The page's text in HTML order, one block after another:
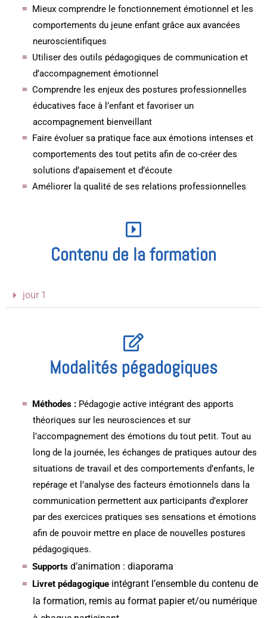
Mieux comprendre le fonctionnement émotionnel et les
comportements du jeune enfant grâce aux avancées
neuroscientifiques
Utiliser des outils pédagogiques de communication et
d’accompagnement émotionnel
Comprendre les enjeux des postures professionnelles
éducatives face à l’enfant et favoriser un
accompagnement bienveillant
Faire évoluer sa pratique face aux émotions intenses et
comportements des tout petits afin de co-créer des
solutions d’apaisement et d’écoute
Améliorer la qualité de ses relations professionnelles
Contenu de la formation
jour 1
Modalités pégadogiques
Méthodes : Pédagogie active intégrant des apports
théoriques sur les neurosciences et sur
l’accompagnement des émotions du tout petit. Tout au
long de la journée, les échanges de pratiques autour des
situations de travail et des comportements d’enfants, le
repérage et l’analyse des facteurs émotionnels dans la
communication permettent aux participants d’explorer
par des exercices pratiques ses sensations et émotions
afin de pouvoir mettre en place de nouvelles postures
pédagogiques.
Supports d’animation : diaporama
Livret pédagogique intégrant l’ensemble du contenu de
la formation, remis au format papier et/ou numérique